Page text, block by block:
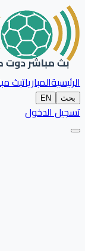
الرئيسيةالمبارياتبث
بحث EN
تسجيل الدخول